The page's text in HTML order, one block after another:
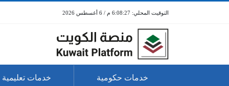
6:08:27 م / 6 أغسطس 2026
خدمات حكومية خدمات تعليمية